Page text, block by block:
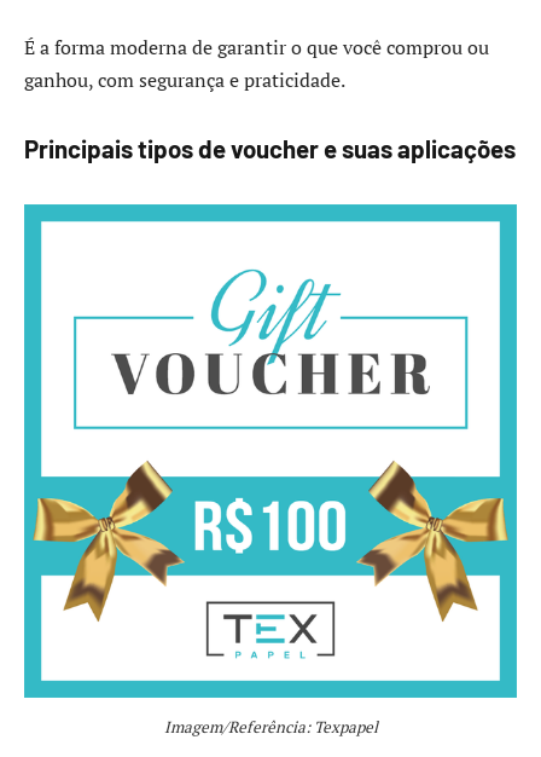
É a forma moderna de garantir o que você comprou ou
ganhou, com segurança e praticidade.
Principais tipos de voucher e suas aplicações
Imagem/Referência: Texpapel